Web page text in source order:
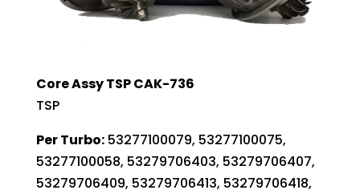
Core Assy TSP CAK-736
TSP
Per Turbo:53277100079, 53277100075,
53277100058, 53279706403, 53279706407,
53279706409, 53279706413, 53279706418,